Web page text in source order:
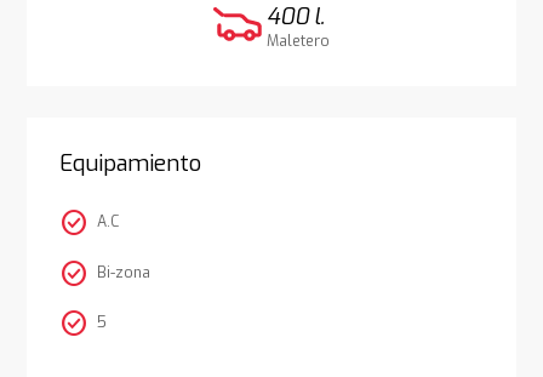
400 l.
Maletero
Equipamiento
check_circle A.C
check_circle Bi-zona
check_circle 5